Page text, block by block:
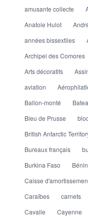
amusante collecte
Anatole Hulot
années bissextiles
Archipel des Comores
Arts décoratifs
aviation
Ballon-monté
Bleu de Prusse
British Antarctic
Bureaux français
Burkina Faso
Bénin
Caisse
Caraïbes
carnets
Cavalle
Cayenne